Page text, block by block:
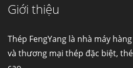
Giới thiệu
Thép FengYang là nhà máy
và thương mại thép đặc biệt,
Ống đúc kéo